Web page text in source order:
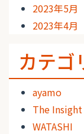
2023年5月
2023年4月
カテゴ
ayamo
The Insight
WATASHI